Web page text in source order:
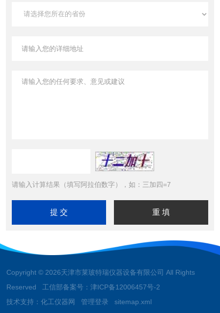
请输入计算结果（填写阿拉伯数字），如：三加四=7
Copyright © 2026天津市莱玻特瑞仪器设备有限公司 All Rights
Reserved 工信部备案号：津ICP备12006457号-2
技术支持：化工仪器网 管理登录 sitemap.xml